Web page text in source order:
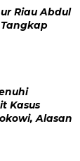
Riau Abdul
Kasus
Alasan